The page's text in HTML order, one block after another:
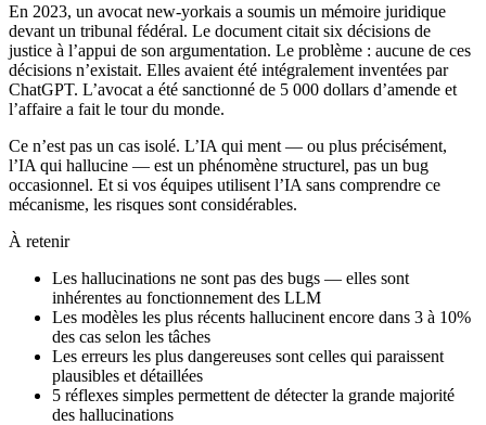
En 2023, un avocat new-yorkais a soumis un mémoire juridique
devant un tribunal fédéral. Le document citait six décisions de
justice à l’appui de son argumentation. Le problème : aucune de ces
décisions n’existait. Elles avaient été intégralement inventées par
ChatGPT. L’avocat a été sanctionné de 5 000 dollars d’amende et
l’affaire a fait le tour du monde.
Ce n’est pas un cas isolé. L’IA qui ment — ou plus précisément,
l’IA qui hallucine — est un phénomène structurel, pas un bug
occasionnel. Et si vos équipes utilisent l’IA sans comprendre ce
mécanisme, les risques sont considérables.
À retenir
Les hallucinations ne sont pas des bugs — elles sont
inhérentes au fonctionnement des LLM
Les modèles les plus récents hallucinent encore dans 3 à 10%
des cas selon les tâches
Les erreurs les plus dangereuses sont celles qui paraissent
plausibles et détaillées
5 réflexes simples permettent de détecter la grande majorité
des hallucinations